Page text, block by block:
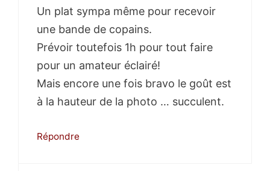
Un plat sympa même pour recevoir
une bande de copains.
Prévoir toutefois 1h pour tout faire
pour un amateur éclairé!
Mais encore une fois bravo le goût est
à la hauteur de la photo … succulent.
Répondre